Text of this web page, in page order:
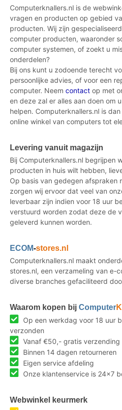
Computerknallers.nl is de
vragen en producten op gebied
producten. Wij zijn
computer producten, waaronder
computer systemen, of zoekt u
onderdelen?
Bij ons kunt u zodoende terecht
persoonlijke advies, of voor een
computer. Neem contact op met
en deze zal er alles aan doen om
helpen. Computerknallers.nl is
online winkel van computers tot
Levering vanuit magazijn
Bij Computerknallers.nl begrijpen
producten in huis wilt hebben,
Op basis van gedegen afspraken
zorgen wij ervoor dat veel van
leverbaar zijn indien voor 18 uur
verstuurd worden zodat deze de
geleverd kunnen worden.
ECOM-stores.nl
Computerknallers.nl maakt
stores.nl, een verzameling van e-
diverse branches gefaciliteerd
Waarom kopen bij Computer
Op een werkdag voor 18 uur
verzonden
Vanaf €50,- gratis verzending
Binnen 14 dagen retourneren
Eigen service afdeling
Onze klantenservice is 24x7
Webwinkel keurmerk